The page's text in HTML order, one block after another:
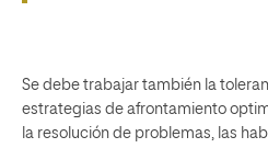
Se debe trabajar también la
estrategias de afrontamiento
la resolución de problemas, las